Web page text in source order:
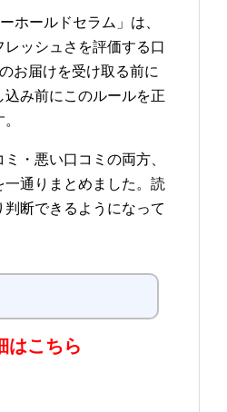
ホールドセラム」は、
ッシュさを評価する口
お届けを受け取る前に
み前にこのルールを正
・悪い口コミの両方、
通りまとめました。読
断できるようになって
はこちら